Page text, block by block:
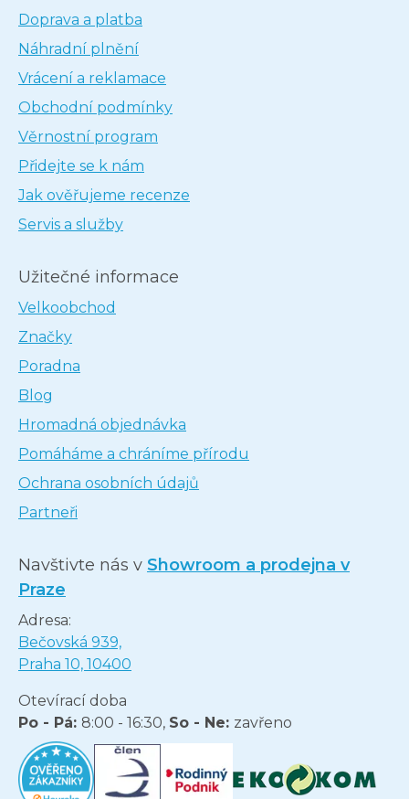
Doprava a platba
Náhradní plnění
Vrácení a reklamace
Obchodní podmínky
Věrnostní program
Přidejte se k nám
Jak ověřujeme recenze
Servis a služby
Užitečné informace
Velkoobchod
Značky
Poradna
Blog
Hromadná objednávka
Pomáháme a chráníme přírodu
Ochrana osobních údajů
Partneři
Navštivte nás v Showroom a prodejna v
Praze
Adresa:
Bečovská 939,
Praha 10, 10400
Otevírací doba
Po - Pá: 8:00 - 16:30, So - Ne: zavřeno